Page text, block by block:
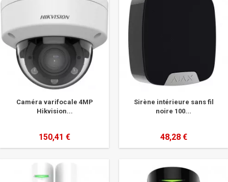
Caméra varifocale 4MP
Hikvision...
150,41 €
Sirène intérieure sans fil
noire 100...
48,28 €